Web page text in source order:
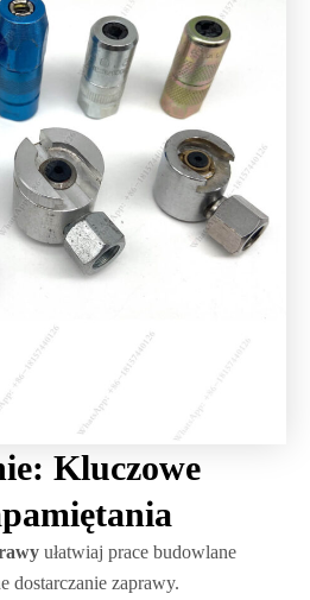
Kluczowe
ułatwiaj prace budowlane
dostarczanie zaprawy.